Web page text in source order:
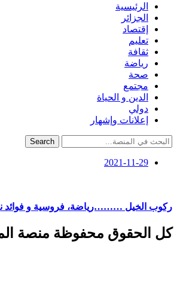
الرئيسية
الجزائر
إقتصاد
تعليم
ثقافة
رياضة
صحة
مجتمع
الدين و الحياة
دولي
إعلانات وإشهار
Search
2021-11-29
ركوب الخيل ………رياضة، فروسية و فوائد
كل الحقوق محفوظة منصة المقال